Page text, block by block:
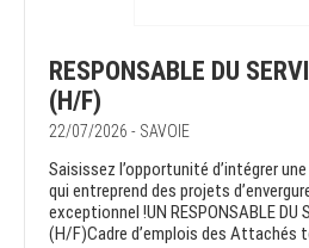
RESPONSABLE DU
(H/F)
22/07/2026 - SAVOIE
Saisissez l’opportunité d’intégrer
qui entreprend des projets
exceptionnel !UN RESPONSABLE DU
(H/F)Cadre d’emplois des Attachés